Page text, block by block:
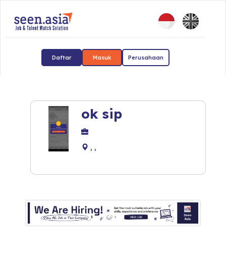
Daftar Masuk Perusahaan
ok sip
, ,